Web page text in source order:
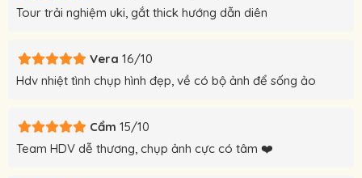
Tour trải nghiệm uki, gắt thick hướng dẫn diên
Vera 16/10
Hdv nhiệt tình chụp hình đẹp, về có bộ ảnh để sống ảo
Cẩm 15/10
Team HDV dễ thương, chụp ảnh cực có tâm ❤️